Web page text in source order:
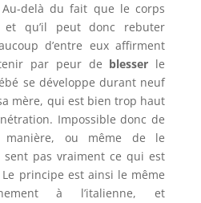
delà du fait que le corps
et qu’il peut donc rebuter
d’entre eux affirment
par peur de blesser le
se développe durant neuf
mère, qui est bien trop haut
Impossible donc de
ou même de le
sent pas vraiment ce qui est
principe est ainsi le même
à l’italienne, et